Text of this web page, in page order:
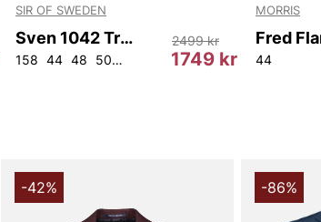
SIR OF SWEDEN
Sven 1042 Trousers
158 44 48 50 52 56 58 96 104
1749 kr
2499 kr
MORRIS
44
-42% -86%